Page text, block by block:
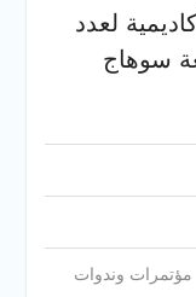
لعدد
سوهاج
مؤتمرات وندوات